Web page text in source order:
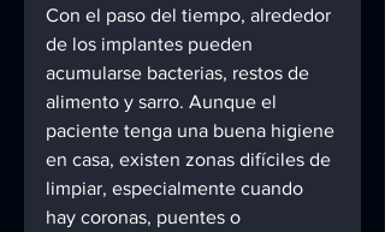
Con el paso del tiempo, alrededor
de los implantes pueden
acumularse bacterias, restos de
alimento y sarro. Aunque el
paciente tenga una buena higiene
en casa, existen zonas difíciles de
limpiar, especialmente cuando
hay coronas, puentes o